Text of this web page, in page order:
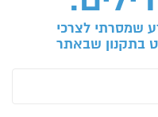
שמסרתי לצרכי
בתקנון שבאתר